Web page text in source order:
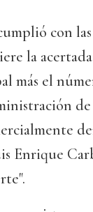
con
la
más el
Enrique